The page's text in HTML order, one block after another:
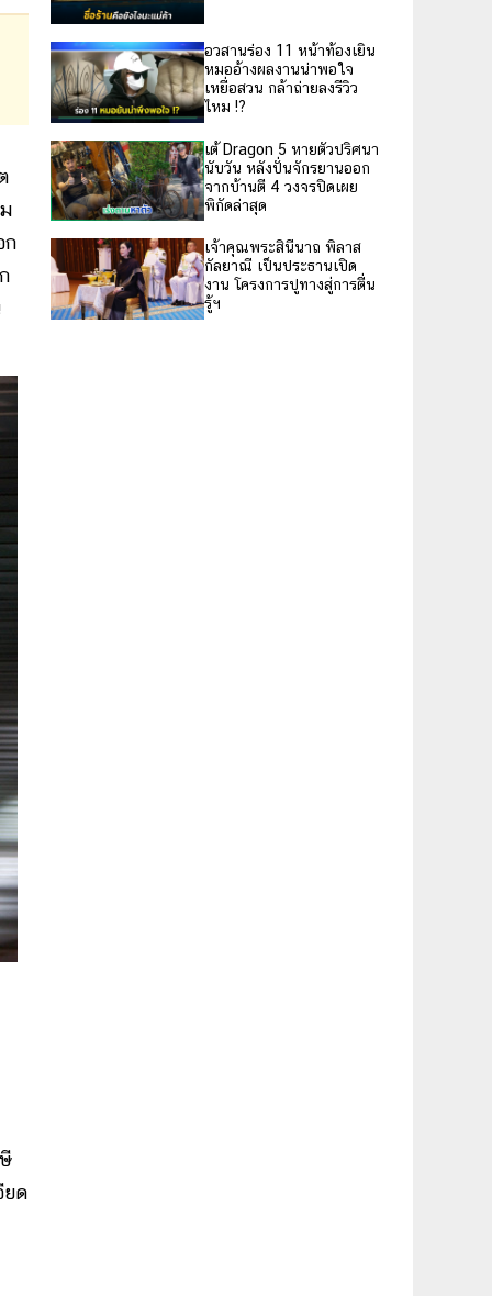
ก
ยด
อวสานร่อง 11 หน้าท้องเยิน
หมออ้างผลงานน่าพอใจ
เหยื่อสวน กล้าถ่ายลงรีวิว
ไหม !?
เต้ Dragon 5 หายตัวปริศนา
นับวัน หลังปั่นจักรยานออก
จากบ้านตี 4 วงจรปิดเผย
พิกัดล่าสุด
เจ้าคุณพระสินีนาถ พิลาส
กัลยาณี เป็นประธานเปิด
งาน โครงการปูทางสู่การตื่น
รู้ฯ